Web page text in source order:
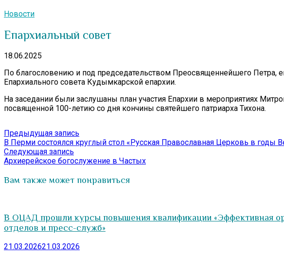
Новости
Епархиальный совет
18.06.2025
По благословению и под председательством Преосвященнейшего Петра,
Епархиального совета Кудымкарской епархии.
На заседании были заслушаны план участия Епархии в мероприятиях
посвященной 100-летию со дня кончины святейшего патриарха Тихона.
Навигация
по
записям
Предыдущая запись
запись:
В Перми состоялся круглый стол «Русская Православная Церковь в годы
Следующая запись
запись:
Архиерейское богослужение в Частых
Вам также может понравиться
В ОЦАД прошли курсы повышения квалификации «Эффективная
отделов и пресс-служб»
21.03.202621.03.2026